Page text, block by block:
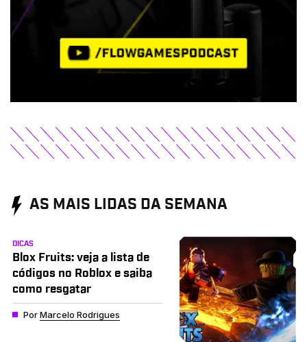
AS MAIS LIDAS DA SEMANA
DICAS
Blox Fruits: veja a lista de
códigos no Roblox e saiba
como resgatar
PorMarcelo Rodrigues